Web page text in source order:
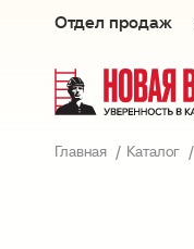
Отдел продаж
Главная Каталог